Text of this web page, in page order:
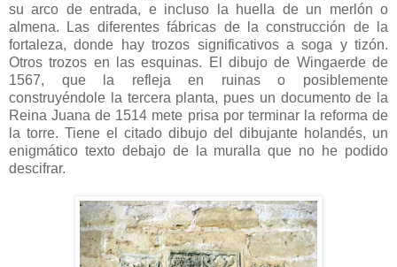
su arco de entrada, e incluso la huella de un merlón o
almena. Las diferentes fábricas de la construcción de la
fortaleza, donde hay trozos significativos a soga y tizón.
Otros trozos en las esquinas. El dibujo de Wingaerde de
1567, que la refleja en ruinas o posiblemente
construyéndole la tercera planta, pues un documento de la
Reina Juana de 1514 mete prisa por terminar la reforma de
la torre. Tiene el citado dibujo del dibujante holandés, un
enigmático texto debajo de la muralla que no he podido
descifrar.